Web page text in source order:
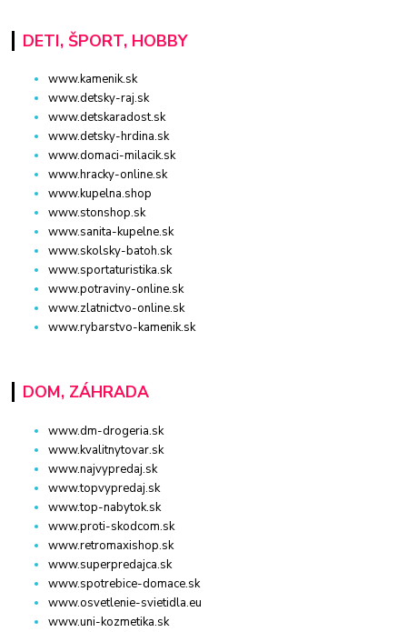
DETI, ŠPORT, HOBBY
www.kamenik.sk
www.detsky-raj.sk
www.detskaradost.sk
www.detsky-hrdina.sk
www.domaci-milacik.sk
www.hracky-online.sk
www.kupelna.shop
www.stonshop.sk
www.sanita-kupelne.sk
www.skolsky-batoh.sk
www.sportaturistika.sk
www.potraviny-online.sk
www.zlatnictvo-online.sk
www.rybarstvo-kamenik.sk
DOM, ZÁHRADA
www.dm-drogeria.sk
www.kvalitnytovar.sk
www.najvypredaj.sk
www.topvypredaj.sk
www.top-nabytok.sk
www.proti-skodcom.sk
www.retromaxishop.sk
www.superpredajca.sk
www.spotrebice-domace.sk
www.osvetlenie-svietidla.eu
www.uni-kozmetika.sk